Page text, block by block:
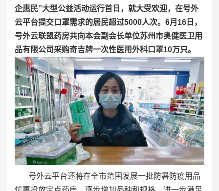
企惠民”大型公益活动运行首日，就大受欢迎，在号外
云平台提交口罩需求的居民超过5000人次。6月16日，
号外云联盟药房共向本会副会长单位苏州市奥健医卫用
品有限公司采购奇吉牌一次性医用外科口罩10万只。
号外云平台还将在全市范围发展一批防暑防疫用品